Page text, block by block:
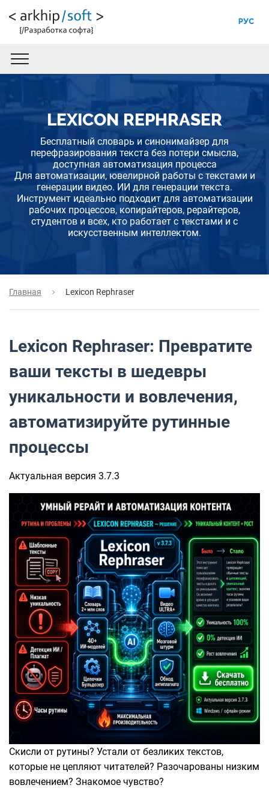
РУС
LEXICON REPHRASER
Бесплатный словарь и синонимайзер для
перефразирования текста без потери смысла,
доступная автоматизация процесса
Для автоматизации, ювелирной работы с текстами и
генерации видео. ИИ для генерации текста.
Инструмент идеально подходит для автоматизации
рабочих процессов, копирайтеров, рерайтеров,
студентов и всех, кто работает с текстами и с
искусственным интеллектом.
Главная Lexicon Rephraser
Lexicon Rephraser: Превратите
ваши тексты в шедевры
уникальности и вовлечения,
автоматизируйте рутинные
процессы
Актуальная версия 3.7.3
Скисли от рутины? Устали от безликих текстов,
которые не цепляют читателей? Разочарованы низким
вовлечением? Знакомое чувство?